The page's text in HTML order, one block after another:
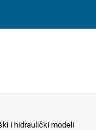
i hidraulički modeli